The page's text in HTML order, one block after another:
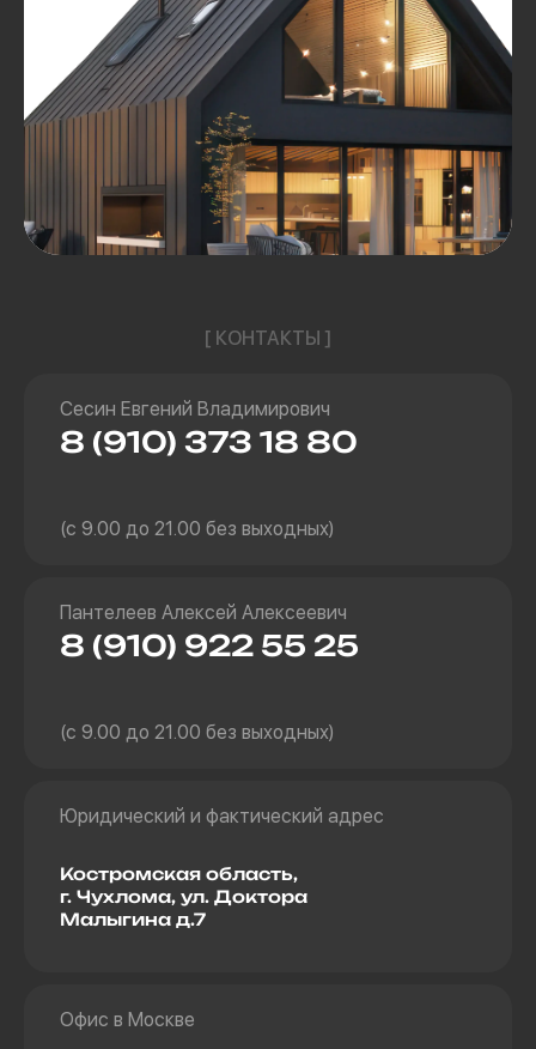
[ КОНТАКТЫ ]
Сесин Евгений Владимирович
8 (910) 373 18 80
(с 9.00 до 21.00 без выходных)
Пантелеев Алексей Алексеевич
8 (910) 922 55 25
(с 9.00 до 21.00 без выходных)
Юридический и фактический адрес
Костромская область,
г. Чухлома, ул. Доктора
Малыгина д.7
Офис в Москве